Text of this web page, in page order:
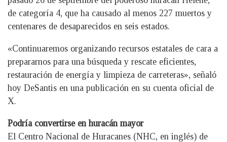
de categoría 4, que ha causado al menos 227 muertos y
centenares de desaparecidos en seis estados.
«Continuaremos organizando recursos estatales de cara a
prepararnos para una búsqueda y rescate eficientes,
restauración de energía y limpieza de carreteras», señaló
hoy DeSantis en una publicación en su cuenta oficial de
X.
Podría convertirse en huracán mayor
El Centro Nacional de Huracanes (NHC, en inglés) de